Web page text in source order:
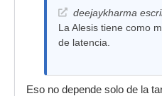
deejaykharma
La Alesis tiene como
de latencia.
Eso no depende solo de la